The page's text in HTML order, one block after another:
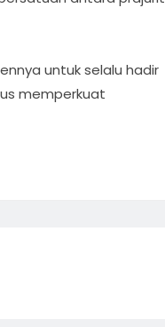
untuk selalu hadir
memperkuat